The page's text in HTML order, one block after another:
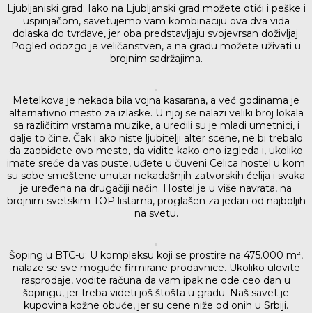
Ljubljaniski grad: Iako na Ljubljanski grad možete otići i peške i
uspinjačom, savetujemo vam kombinaciju ova dva vida
dolaska do tvrđave, jer oba predstavljaju svojevrsan doživljaj.
Pogled odozgo je veličanstven, a na gradu možete uživati u
brojnim sadržajima.
Metelkova je nekada bila vojna kasarana, a već godinama je
alternativno mesto za izlaske. U njoj se nalazi veliki broj lokala
sa različitim vrstama muzike, a uredili su je mladi umetnici, i
dalje to čine. Čak i ako niste ljubitelji alter scene, ne bi trebalo
da zaobiđete ovo mesto, da vidite kako ono izgleda i, ukoliko
imate sreće da vas puste, uđete u čuveni Celica hostel u kom
su sobe smeštene unutar nekadašnjih zatvorskih ćelija i svaka
je uređena na drugačiji način. Hostel je u više navrata, na
brojnim svetskim TOP listama, proglašen za jedan od najboljih
na svetu.
Šoping u BTC-u: U kompleksu koji se prostire na 475.000 m²,
nalaze se sve moguće firmirane prodavnice. Ukoliko ulovite
rasprodaje, vodite računa da vam ipak ne ode ceo dan u
šopingu, jer treba videti još štošta u gradu. Naš savet je
kupovina kožne obuće, jer su cene niže od onih u Srbiji.